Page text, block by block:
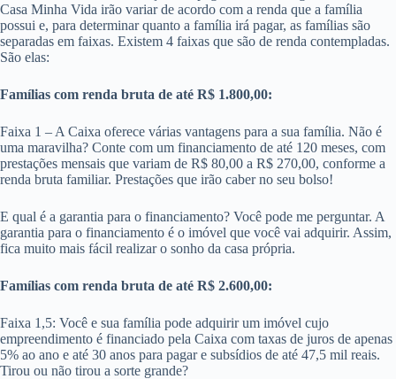
Casa Minha Vida irão variar de acordo com a renda que a família
possui e, para determinar quanto a família irá pagar, as famílias são
separadas em faixas. Existem 4 faixas que são de renda contempladas.
São elas:
Famílias com renda bruta de até R$ 1.800,00:
Faixa 1 – A Caixa oferece várias vantagens para a sua família. Não é
uma maravilha? Conte com um financiamento de até 120 meses, com
prestações mensais que variam de R$ 80,00 a R$ 270,00, conforme a
renda bruta familiar. Prestações que irão caber no seu bolso!
E qual é a garantia para o financiamento? Você pode me perguntar. A
garantia para o financiamento é o imóvel que você vai adquirir. Assim,
fica muito mais fácil realizar o sonho da casa própria.
Famílias com renda bruta de até R$ 2.600,00:
Faixa 1,5: Você e sua família pode adquirir um imóvel cujo
empreendimento é financiado pela Caixa com taxas de juros de apenas
5% ao ano e até 30 anos para pagar e subsídios de até 47,5 mil reais.
Tirou ou não tirou a sorte grande?